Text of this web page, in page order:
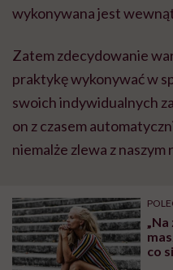
wykonywana jest
Zatem zdecydowanie
praktykę wykonywać w
swoich indywidualnych
on z czasem
niemalże zlewa z naszym
co